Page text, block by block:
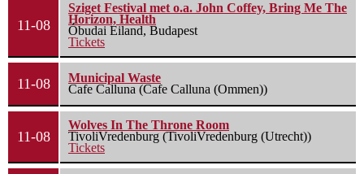
11-08
Sziget Festival met o.a. John Coffey, Bring Me The
Horizon, Health
Óbudai Eiland, Budapest
Tickets
11-08
Municipal Waste
Cafe Calluna (Cafe Calluna (Ommen))
11-08
Wolves In The Throne Room
TivoliVredenburg (TivoliVredenburg (Utrecht))
Tickets